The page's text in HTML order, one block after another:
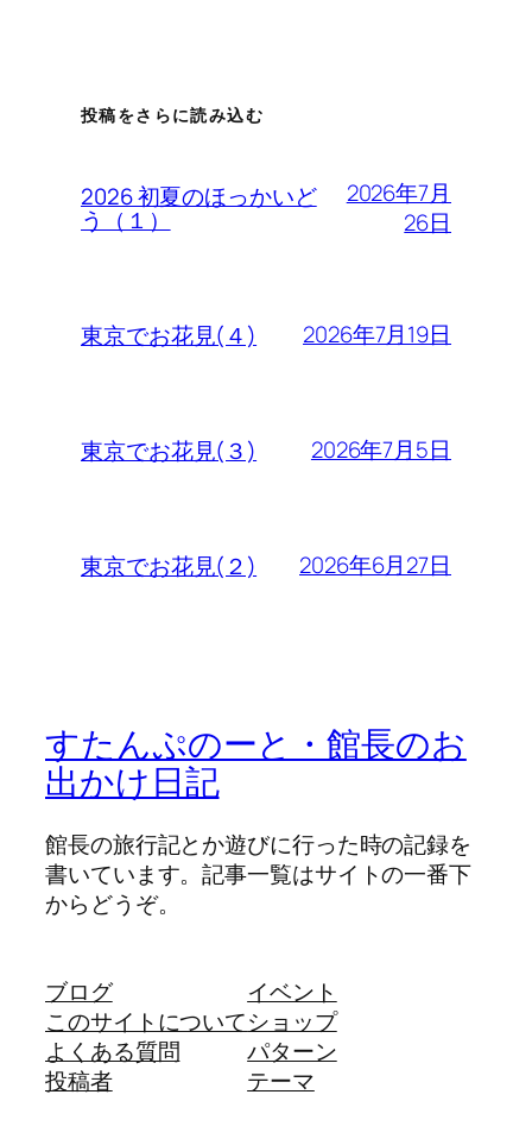
投稿をさらに読み込む
2026 初夏のほっかいど
う（１）
2026年7月
26日
東京でお花見(４) 2026年7月19日
東京でお花見(３) 2026年7月5日
東京でお花見(２) 2026年6月27日
すたんぷのーと・館長のお
出かけ日記
館長の旅行記とか遊びに行った時の記録を
書いています。記事一覧はサイトの一番下
からどうぞ。
ブログ
このサイトについて
よくある質問
投稿者
イベント
ショップ
パターン
テーマ